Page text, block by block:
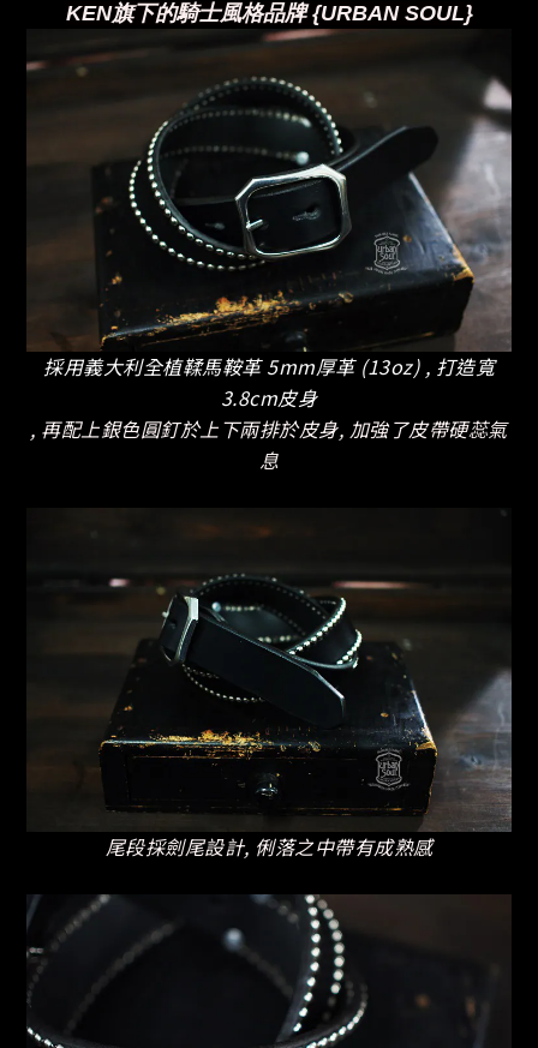
KEN旗下的騎士風格品牌 {URBAN SOUL}
採用義大利全植鞣馬鞍革 5mm厚革 (13oz) , 打造寬
3.8cm皮身
, 再配上銀色圓釘於上下兩排於皮身, 加強了皮帶硬蕊氣
息
尾段採劍尾設計, 俐落之中帶有成熟感